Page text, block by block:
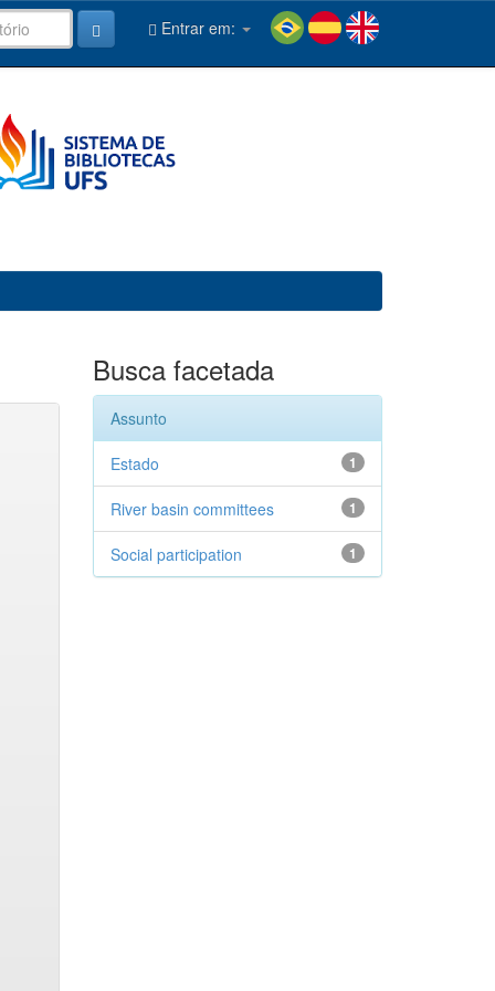
Entrar em:
Busca facetada
Assunto
1
Estado
1
River basin committees
1
Social participation